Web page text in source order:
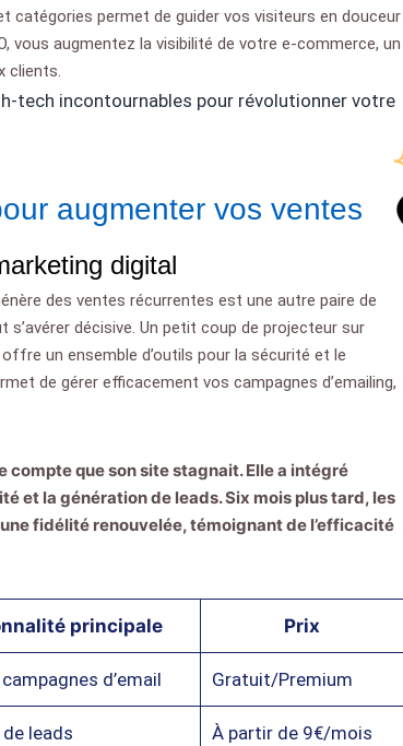
catégories permet de guider vos visiteurs en douceur
vous augmentez la visibilité de votre e-commerce, un
clients.
tech incontournables pour révolutionner votre
augmenter vos ventes
digital
des ventes récurrentes est une autre paire de
s’avérer décisive. Un petit coup de projecteur sur
un ensemble d’outils pour la sécurité et le
de gérer efficacement vos campagnes d’emailing,
compte que son site stagnait. Elle a intégré
et la génération de leads. Six mois plus tard, les
fidélité renouvelée, témoignant de l’efficacité
principale Prix
d’email Gratuit/Premium
leads À partir de 9€/mois